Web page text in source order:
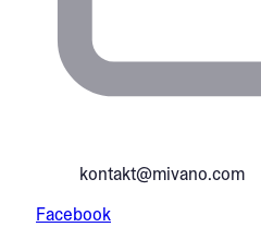
kontakt@mivano.com
Facebook